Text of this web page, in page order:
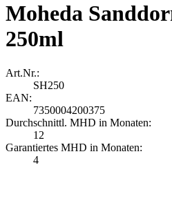
Moheda
250ml
Art.Nr.:
SH250
EAN:
7350004200375
Durchschnittl. MHD in Monaten:
12
Garantiertes MHD in Monaten:
4